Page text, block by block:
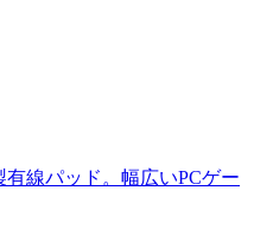
線パッド。幅広いPCゲー